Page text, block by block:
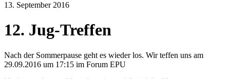
13. September 2016
12. Jug-Treffen
Nach der Sommerpause geht es wieder los. Wir teffen uns am
29.09.2016 um 17:15 im Forum EPU